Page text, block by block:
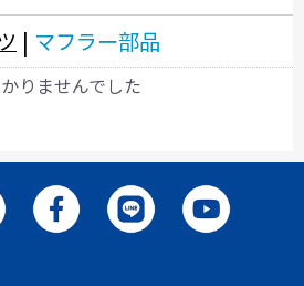
| マフラー部品
りませんでした